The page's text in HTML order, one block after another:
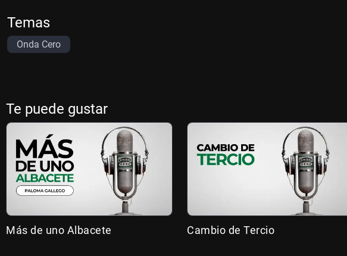
Temas
Onda Cero
Te puede gustar
Más de uno Albacete Cambio de Tercio